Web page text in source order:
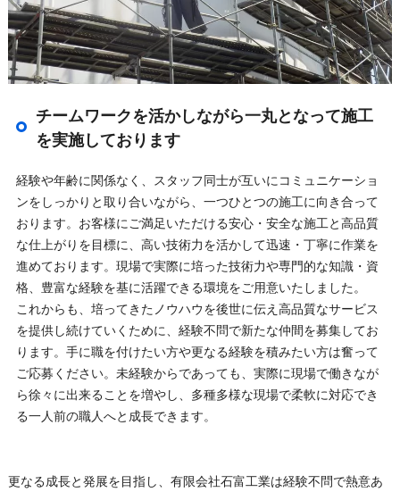
チームワークを活かしながら一丸となって施工
を実施しております
経験や年齢に関係なく、スタッフ同士が互いにコミュニケーショ
ンをしっかりと取り合いながら、一つひとつの施工に向き合って
おります。お客様にご満足いただける安心・安全な施工と高品質
な仕上がりを目標に、高い技術力を活かして迅速・丁寧に作業を
進めております。現場で実際に培った技術力や専門的な知識・資
格、豊富な経験を基に活躍できる環境をご用意いたしました。
これからも、培ってきたノウハウを後世に伝え高品質なサービス
を提供し続けていくために、経験不問で新たな仲間を募集してお
ります。手に職を付けたい方や更なる経験を積みたい方は奮って
ご応募ください。未経験からであっても、実際に現場で働きなが
ら徐々に出来ることを増やし、多種多様な現場で柔軟に対応でき
る一人前の職人へと成長できます。
更なる成長と発展を目指し、有限会社石富工業は経験不問で熱意あ